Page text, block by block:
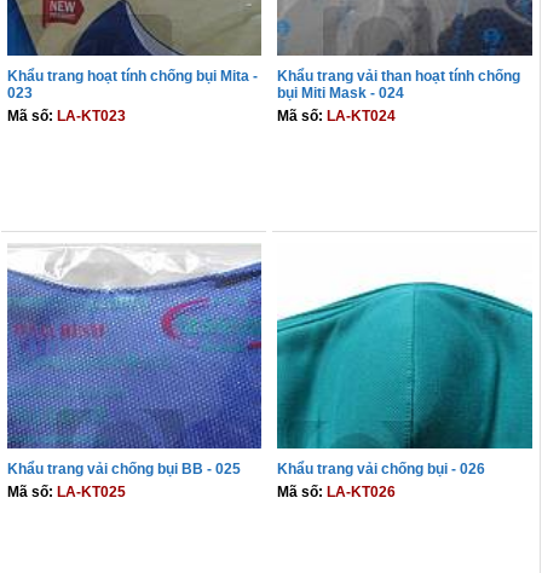
Khẩu trang hoạt tính chống bụi Mita -
023
Mã số: LA-KT023
Khẩu trang vải than hoạt tính chống
bụi Miti Mask - 024
Mã số: LA-KT024
Khẩu trang vải chống bụi BB - 025
Mã số: LA-KT025
Khẩu trang vải chống bụi - 026
Mã số: LA-KT026